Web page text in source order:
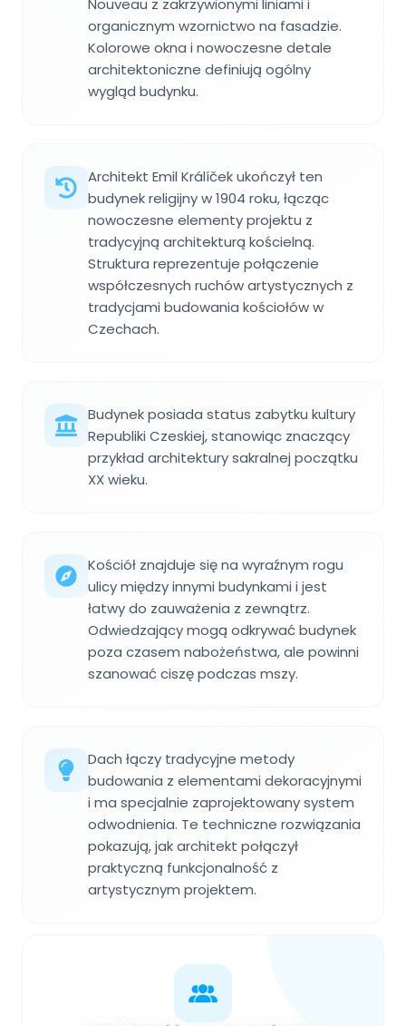
Nouveau z zakrzywionymi liniami i
organicznym wzornictwo na fasadzie.
Kolorowe okna i nowoczesne detale
architektoniczne definiują ogólny
wygląd budynku.
Architekt Emil Králíček ukończył ten
budynek religijny w 1904 roku, łącząc
nowoczesne elementy projektu z
tradycyjną architekturą kościelną.
Struktura reprezentuje połączenie
współczesnych ruchów artystycznych z
tradycjami budowania kościołów w
Czechach.
Budynek posiada status zabytku kultury
Republiki Czeskiej, stanowiąc znaczący
przykład architektury sakralnej początku
XX wieku.
Kościół znajduje się na wyraźnym rogu
ulicy między innymi budynkami i jest
łatwy do zauważenia z zewnątrz.
Odwiedzający mogą odkrywać budynek
poza czasem nabożeństwa, ale powinni
szanować ciszę podczas mszy.
Dach łączy tradycyjne metody
budowania z elementami dekoracyjnymi
i ma specjalnie zaprojektowany system
odwodnienia. Te techniczne rozwiązania
pokazują, jak architekt połączył
praktyczną funkcjonalność z
artystycznym projektem.